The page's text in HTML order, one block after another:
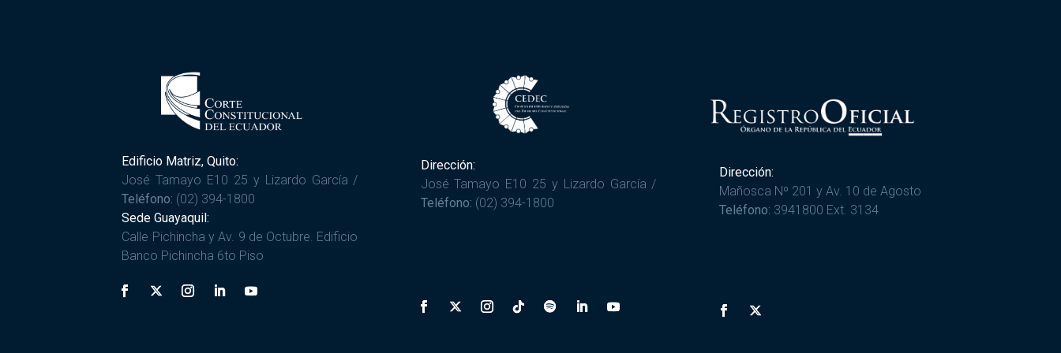
Edificio Matriz, Quito:
José Tamayo E10 25 y Lizardo García /
Teléfono: (02) 394-1800
Sede Guayaquil:
Calle Pichincha y Av. 9 de Octubre. Edificio
Banco Pichincha 6to Piso
Dirección:
José Tamayo E10 25 y Lizardo García /
Teléfono: (02) 394-1800
Dirección:
Mañosca Nº 201 y Av. 10 de Agosto
Teléfono: 3941800 Ext. 3134